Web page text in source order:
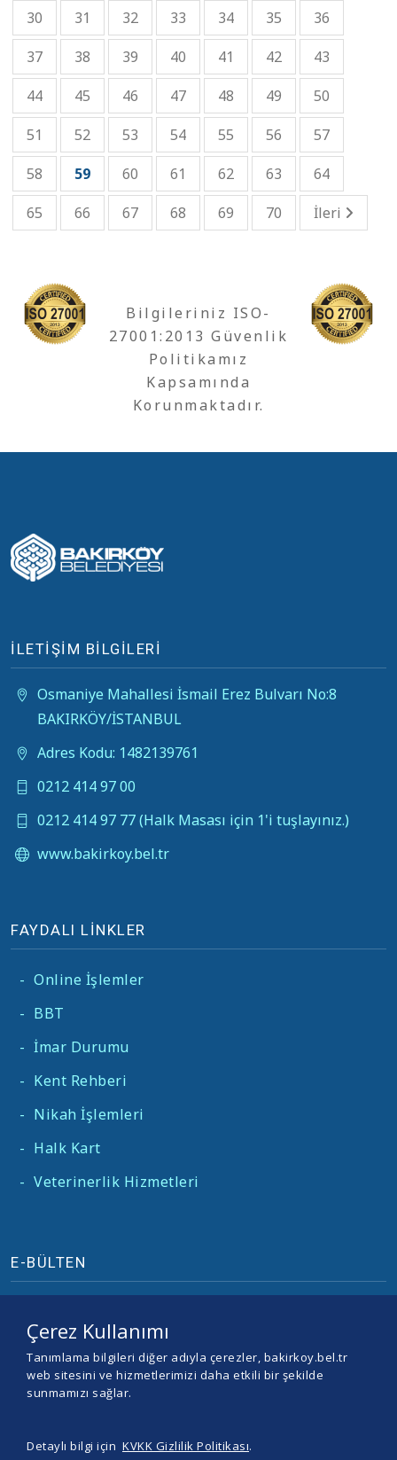
30
31 32 33 34 35
36
37
38 39 40 41 42
43
44
45 46 47 48 49
50
51
52 53 54 55 56
57
58
59 60 61 62 63
64
65
66 67 68 69 70 İleri
Bilgileriniz ISO-
27001:2013 Güvenlik
Politikamız
Kapsamında
Korunmaktadır.
İLETİŞİM BİLGİLERİ
Osmaniye Mahallesi İsmail Erez Bulvarı No:8
BAKIRKÖY/İSTANBUL
Adres Kodu: 1482139761
0212 414 97 00
0212 414 97 77 (Halk Masası için 1'i tuşlayınız.)
www.bakirkoy.bel.tr
FAYDALI LİNKLER
- Online İşlemler
- BBT
- İmar Durumu
- Kent Rehberi
- Nikah İşlemleri
- Halk Kart
- Veterinerlik Hizmetleri
E-BÜLTEN
Çerez Kullanımı
Tanımlama bilgileri diğer adıyla çerezler, bakirkoy.bel.tr
web sitesini ve hizmetlerimizi daha etkili bir şekilde
sunmamızı sağlar.
Detaylı bilgi için KVKK Gizlilik Politikası.